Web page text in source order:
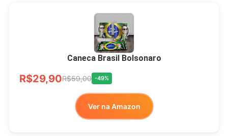
Xícara Bolsonaro
Brasão Deus Acima De
Todos
R$33,00
Ver no MERCADO
LIVRE
Caneca Brasil Bolsonaro
R$29,90R$59,00 -49%
Ver na Amazon